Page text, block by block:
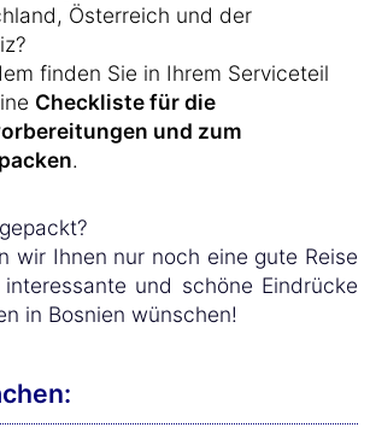
Österreich und der
finden Sie in Ihrem Serviceteil
Checkliste für die
und zum
.
wir Ihnen nur noch eine gute Reise
und schöne Eindrücke
in Bosnien wünschen!